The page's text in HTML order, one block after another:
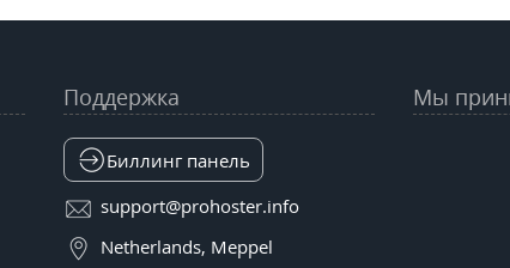
Поддержка
Биллинг панель
support@prohoster.info
Netherlands, Meppel
Мы